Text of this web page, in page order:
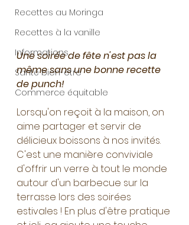
Recettes au Moringa
Recettes à la vanille
Informations
Santé bien-être
Commerce équitable
Une soirée de fête n'est pas la
même sans une bonne recette
de punch!
Lorsqu'on reçoit à la maison, on
aime partager et servir de
délicieux boissons à nos invités.
C'est une manière conviviale
d'offrir un verre à tout le monde
autour d'un barbecue sur la
terrasse lors des soirées
estivales ! En plus d'être pratique